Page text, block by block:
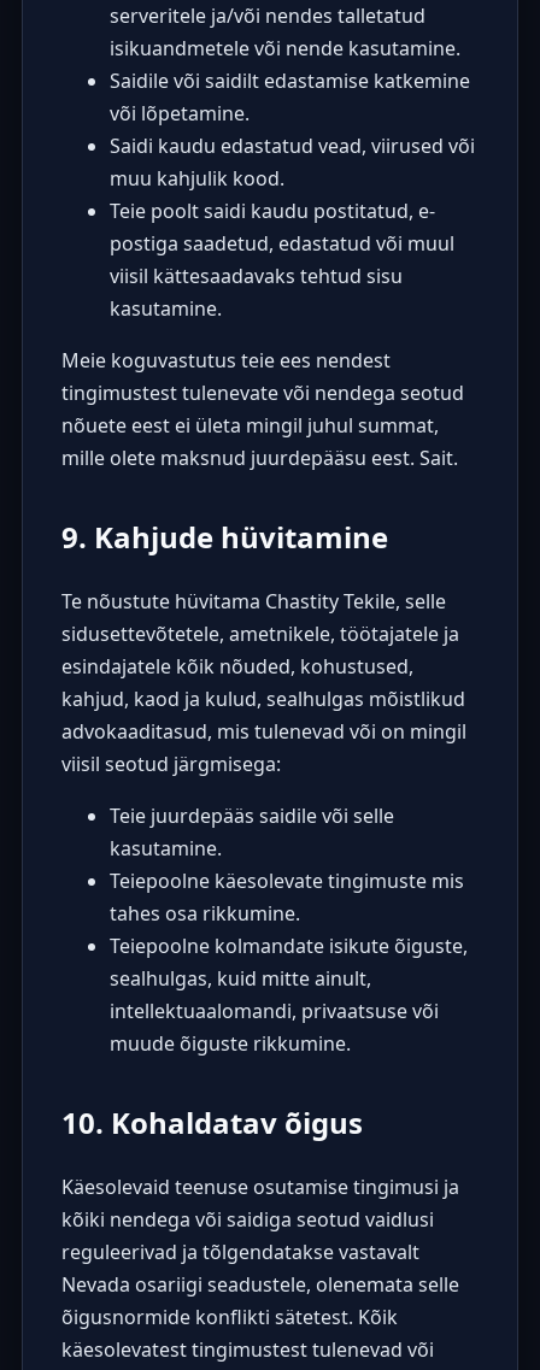
serveritele ja/või nendes talletatud
isikuandmetele või nende kasutamine.
Saidile või saidilt edastamise katkemine
või lõpetamine.
Saidi kaudu edastatud vead, viirused või
muu kahjulik kood.
Teie poolt saidi kaudu postitatud, e-
postiga saadetud, edastatud või muul
viisil kättesaadavaks tehtud sisu
kasutamine.
Meie koguvastutus teie ees nendest
tingimustest tulenevate või nendega seotud
nõuete eest ei ületa mingil juhul summat,
mille olete maksnud juurdepääsu eest. Sait.
9. Kahjude hüvitamine
Te nõustute hüvitama Chastity Tekile, selle
sidusettevõtetele, ametnikele, töötajatele ja
esindajatele kõik nõuded, kohustused,
kahjud, kaod ja kulud, sealhulgas mõistlikud
advokaaditasud, mis tulenevad või on mingil
viisil seotud järgmisega:
Teie juurdepääs saidile või selle
kasutamine.
Teiepoolne käesolevate tingimuste mis
tahes osa rikkumine.
Teiepoolne kolmandate isikute õiguste,
sealhulgas, kuid mitte ainult,
intellektuaalomandi, privaatsuse või
muude õiguste rikkumine.
10. Kohaldatav õigus
Käesolevaid teenuse osutamise tingimusi ja
kõiki nendega või saidiga seotud vaidlusi
reguleerivad ja tõlgendatakse vastavalt
Nevada osariigi seadustele, olenemata selle
õigusnormide konflikti sätetest. Kõik
käesolevatest tingimustest tulenevad või